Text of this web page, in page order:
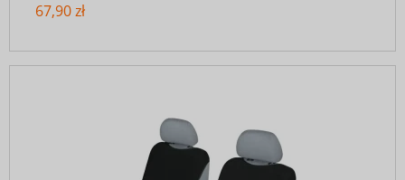
67,90 zł